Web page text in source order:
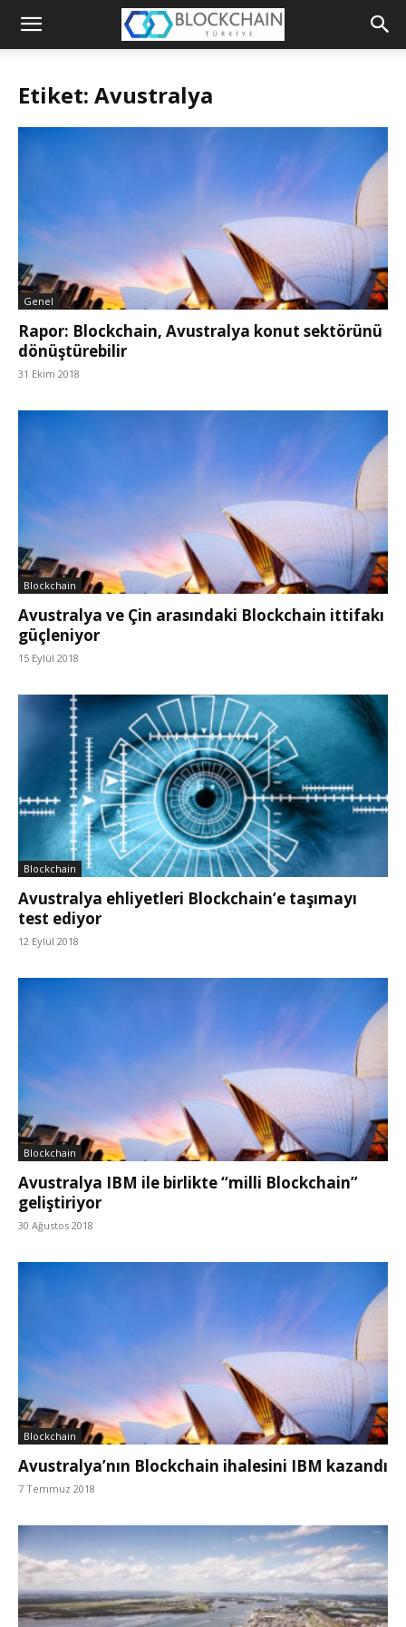
Blockchain
Etiket: Avustralya
Genel
Rapor: Blockchain, Avustralya konut sektörünü
dönüştürebilir
31 Ekim 2018
Blockchain
Avustralya ve Çin arasındaki Blockchain ittifakı
güçleniyor
15 Eylül 2018
Blockchain
Avustralya ehliyetleri Blockchain’e taşımayı
test ediyor
12 Eylül 2018
Blockchain
Avustralya IBM ile birlikte “milli Blockchain”
geliştiriyor
30 Ağustos 2018
Blockchain
Avustralya’nın Blockchain ihalesini IBM kazandı
7 Temmuz 2018